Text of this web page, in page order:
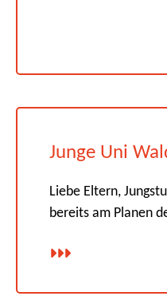
Junge Uni
Liebe Eltern,
bereits am Planen